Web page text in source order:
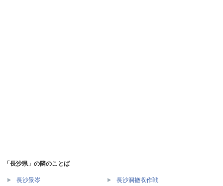
「長沙県」の隣のことば
長沙景岑 長沙洞撤収作戦